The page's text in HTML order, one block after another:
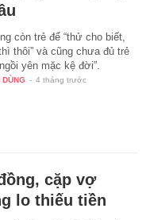
còn trẻ để “thử cho biết,
thôi” và cũng chưa đủ trẻ
yên mặc kệ đời”.
DÙNG - 4 tháng trước
cặp vợ
lo thiếu tiền